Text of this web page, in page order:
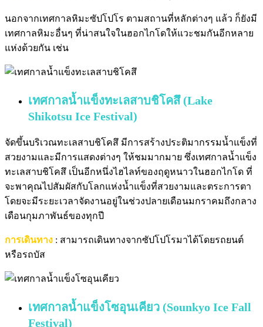
นอกจากเทศกาลหิมะซัปโปโร ตามสถานที่หลักต่างๆ แล้ว ก็ยังมี
เทศกาลหิมะอื่นๆ ที่น่าสนใจในฮอกไกโดให้แวะชมกันอีกหลาย
แห่งด้วยกัน เช่น
เทศกาลน้ำแข็งทะเลสาบชิโคสึ (Lake
Shikotsu Ice Festival)
จัดขึ้นบริเวณทะเลสาบชิโคสึ มีการสร้างประติมากรรมน้ำแข็งที่
สวยงามและมีการแสดงต่างๆ ให้ชมมากมาย ซึ่งเทศกาลน้ำแข็ง
ทะเลสาบชิโคสึ เป็นอีกหนึ่งไฮไลท์ของฤดูหนาวในฮอกไกโด ที่
จะพาคุณไปสัมผัสกับโลกแห่งน้ำแข็งที่สวยงามและตระการตา
โดยจะมีระยะเวลาจัดงานอยู่ในช่วงปลายเดือนมกราคมถึงกลาง
เดือนกุมภาพันธ์ของทุกปี
การเดินทาง : สามารถเดินทางจากซัปโปโรมาได้โดยรถยนต์
หรือรถบัส
เทศกาลน้ำแข็งโซอุนเคียว (Sounkyo Ice Fall
Festival)